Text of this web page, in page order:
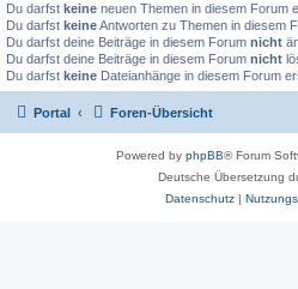
Du darfst keine neuen Themen in diesem Forum
Du darfst keineAntworten zu Themen in diesem
Du darfst deine Beiträge in diesem Forum nicht
Du darfst deine Beiträge in diesem Forum nicht
Du darfst keine Dateianhänge in diesem Forum
Portal Foren-Übersicht
Powered by phpBB® Forum
Deutsche Übersetzung
Datenschutz |